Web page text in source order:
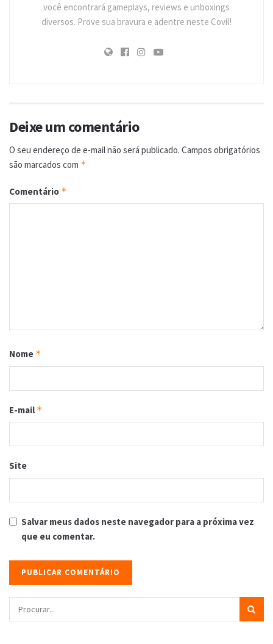
você encontrará gameplays, reviews e unboxings
diversos. Prove sua bravura e adentre neste Covil!
Deixe um comentário
O seu endereço de e-mail não será publicado. Campos obrigatórios
são marcados com *
Comentário *
Nome *
E-mail *
Site
Salvar meus dados neste navegador para a próxima vez
que eu comentar.